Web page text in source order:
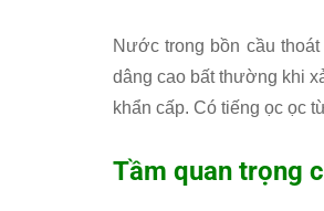
Nước trong bồn cầu
dâng cao bất thường khi
khẩn cấp. Có tiếng ọc ọc
Tầm quan trọng